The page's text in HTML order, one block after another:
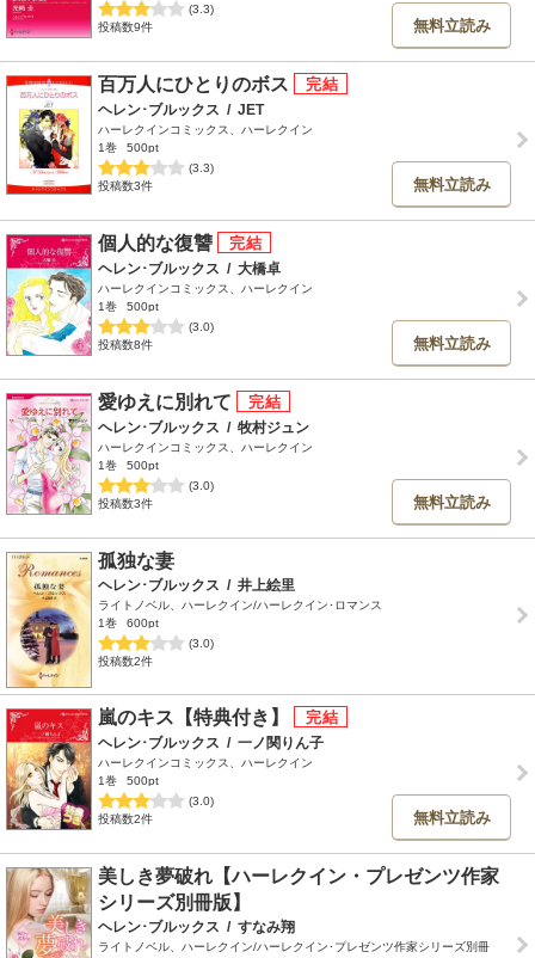
(3.3)
投稿数9件
無料立読み
百万人にひとりのボス
ヘレン･ブルックス / JET
ハーレクインコミックス、ハーレクイン
1巻
500pt
(3.3)
投稿数3件
無料立読み
個人的な復讐
ヘレン･ブルックス / 大橋卓
ハーレクインコミックス、ハーレクイン
1巻
500pt
(3.0)
投稿数8件
無料立読み
愛ゆえに別れて
ヘレン･ブルックス / 牧村ジュン
ハーレクインコミックス、ハーレクイン
1巻
500pt
(3.0)
投稿数3件
無料立読み
孤独な妻
ヘレン･ブルックス / 井上絵里
ライトノベル、ハーレクイン/ハーレクイン･ロマンス
1巻
600pt
(3.0)
投稿数2件
嵐のキス【特典付き】
ヘレン･ブルックス / 一ノ関りん子
ハーレクインコミックス、ハーレクイン
1巻
500pt
(3.0)
投稿数2件
無料立読み
美しき夢破れ【ハーレクイン・プレゼンツ作家
シリーズ別冊版】
ヘレン･ブルックス / すなみ翔
ライトノベル、ハーレクイン/ハーレクイン･プレゼンツ作家シリーズ別冊